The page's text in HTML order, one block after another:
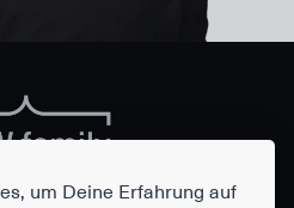
um Deine Erfahrung auf